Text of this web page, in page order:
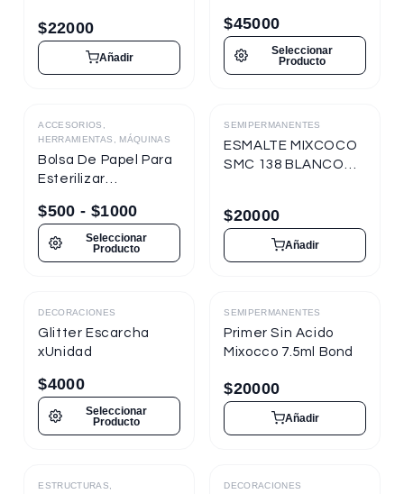
$22000
Añadir
$45000
Seleccionar
Producto
ACCESORIOS,
HERRAMIENTAS, MÁQUINAS
Bolsa De Papel Para
Esterilizar
$500 - $1000
Seleccionar
Producto
Destacado
SEMIPERMANENTES
ESMALTE MIXCOCO
SMC 138 BLANCO
$20000
Añadir
Destacado
DECORACIONES
Glitter Escarcha
xUnidad
$4000
Seleccionar
Producto
Destacado
SEMIPERMANENTES
Primer Sin Acido
Mixocco 7.5ml Bond
$20000
Añadir
ESTRUCTURAS,
DECORACIONES